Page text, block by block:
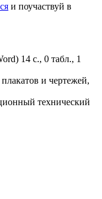
и поучаствуй в
14 с., 0 табл., 1
и чертежей,
технический